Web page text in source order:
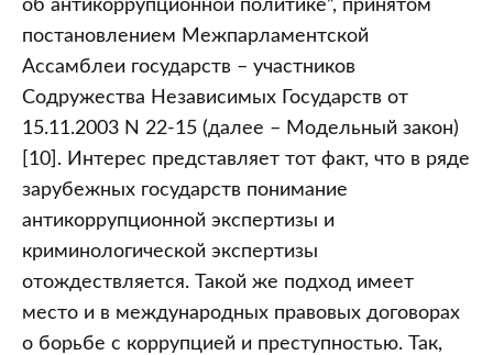
об антикоррупционной политике”, принятом
постановлением Межпарламентской
Ассамблеи государств – участников
Содружества Независимых Государств от
15.11.2003 N 22-15 (далее – Модельный закон)
[10]. Интерес представляет тот факт, что в ряде
зарубежных государств понимание
антикоррупционной экспертизы и
криминологической экспертизы
отождествляется. Такой же подход имеет
место и в международных правовых договорах
о борьбе с коррупцией и преступностью. Так,